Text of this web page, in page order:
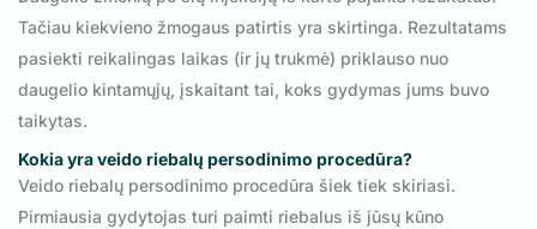
Tačiau kiekvieno žmogaus patirtis yra skirtinga. Rezultatams
pasiekti reikalingas laikas (ir jų trukmė) priklauso nuo
daugelio kintamųjų, įskaitant tai, koks gydymas jums buvo
taikytas.
Kokia yra veido riebalų persodinimo procedūra?
Veido riebalų persodinimo procedūra šiek tiek skiriasi.
Pirmiausia gydytojas turi paimti riebalus iš jūsų kūno